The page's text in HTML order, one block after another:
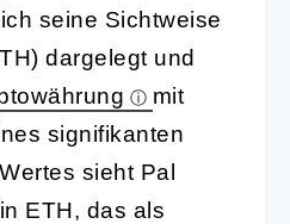
seine Sichtweise
dargelegt und
mit
signifikanten
sieht Pal
ETH, das als